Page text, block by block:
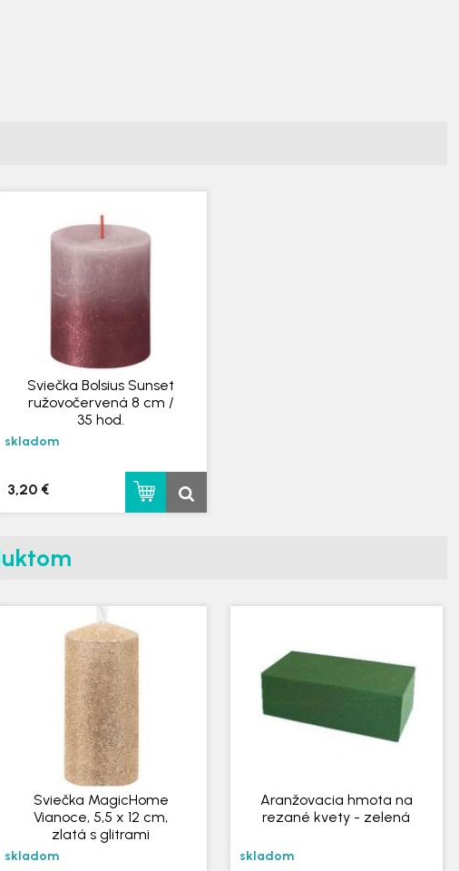
Sviečka Bolsius Sunset
ružovočervená 8 cm /
35 hod.
skladom
3,20 €
Sviečka MagicHome
Vianoce, 5,5 x 12 cm,
zlatá s glitrami
skladom
Aranžovacia hmota na
rezané kvety - zelená
skladom